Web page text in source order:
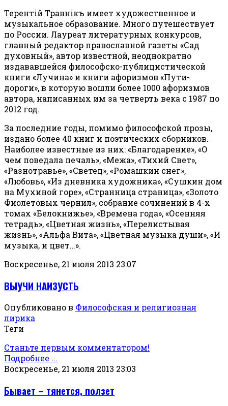
Терентiй Травнiкъ имеет художественное и
музыкальное образование. Много путешествует
по России. Лауреат литературных конкурсов,
главный редактор православной газеты «Сад
духовный», автор известной, неоднократно
издававшейся философско-публицистической
книги «Лучина» и книги афоризмов «Пути-
дороги», в которую вошли более 1000 афоризмов
автора, написанных им за четверть века с 1987 по
2012 год.
За последние годы, помимо философской прозы,
издано более 40 книг и поэтических сборников.
Наиболее известные из них: «Благодарение», «О
чем поведала печаль», «Межа», «Тихий Свет»,
«Разнотравье», «Светец», «Ромашкин снег»,
«Любовь», «Из дневника художника», «Сушкин дом
на Мухиной горе», «Странница страница», «Золото
Фиолетовых чернил», собрание сочинений в 4-х
томах «Белокнижье», «Времена года», «Осенняя
тетрадь», «Цветная жизнь», «Перелистывая
жизнь», «Альфа Вита», «Цветная музыка души», «И
музыка, и цвет…».
Воскресенье, 21 июля 2013 23:07
ВЫУЧИ НАИЗУСТЬ
Опубликовано в Философская и религиозная
лирика
Теги
Станьте первым комментатором!
Подробнее ...
Воскресенье, 21 июля 2013 23:03
Бывает – тянется, ползет